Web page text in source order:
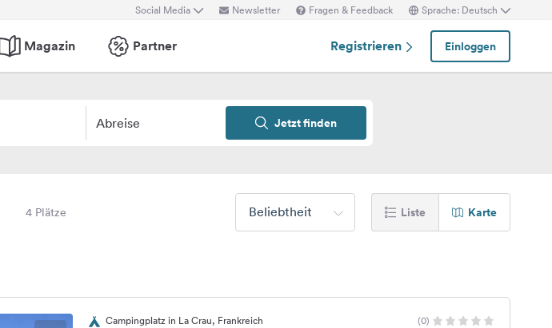
Social Media Newsletter Fragen & Feedback Sprache: Deutsch
Magazin Partner Registrieren Einloggen
Abreise Jetzt finden
4 Plätze Beliebtheit Liste Karte
Campingplatz in La Crau, Frankreich (0)